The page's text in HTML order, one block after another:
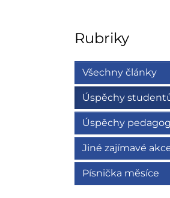
Rubriky
Všechny články
Úspěchy
Úspěchy
Jiné zajímavé
Písnička měsíce